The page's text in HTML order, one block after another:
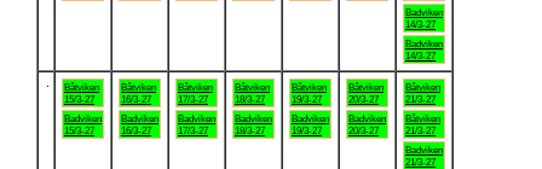
Badviken
14/3-27
Badviken
14/3-27
Båtviken
15/3-27
Badviken
15/3-27
Båtviken
16/3-27
Badviken
16/3-27
Båtviken
17/3-27
Badviken
17/3-27
Båtviken
18/3-27
Badviken
18/3-27
Båtviken
19/3-27
Badviken
19/3-27
Båtviken
20/3-27
Badviken
20/3-27
Båtviken
21/3-27
Båtviken
21/3-27
Badviken
21/3-27